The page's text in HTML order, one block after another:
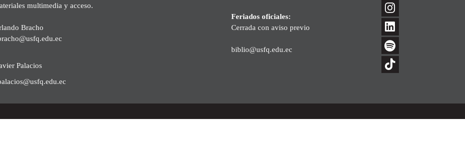
multimedia y acceso.
Bracho
Palacios
Feriados oficiales:
Cerrada con aviso previo
biblio@usfq.edu.ec